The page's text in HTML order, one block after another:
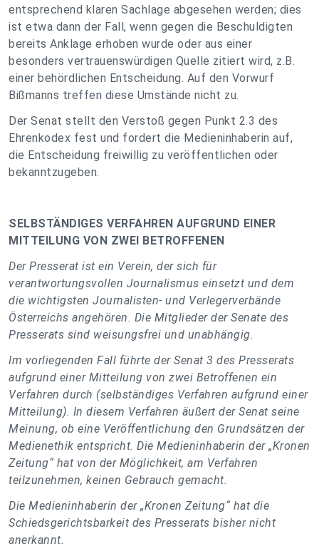
entsprechend klaren Sachlage abgesehen werden; dies
ist etwa dann der Fall, wenn gegen die Beschuldigten
bereits Anklage erhoben wurde oder aus einer
besonders vertrauenswürdigen Quelle zitiert wird, z.B.
einer behördlichen Entscheidung. Auf den Vorwurf
Bißmanns treffen diese Umstände nicht zu.
Der Senat stellt den Verstoß gegen Punkt 2.3 des
Ehrenkodex fest und fordert die Medieninhaberin auf,
die Entscheidung freiwillig zu veröffentlichen oder
bekanntzugeben.
SELBSTÄNDIGES VERFAHREN AUFGRUND EINER
MITTEILUNG VON ZWEI BETROFFENEN
Der Presserat ist ein Verein, der sich für
verantwortungsvollen Journalismus einsetzt und dem
die wichtigsten Journalisten- und Verlegerverbände
Österreichs angehören. Die Mitglieder der Senate des
Presserats sind weisungsfrei und unabhängig.
Im vorliegenden Fall führte der Senat 3 des Presserats
aufgrund einer Mitteilung von zwei Betroffenen ein
Verfahren durch (selbständiges Verfahren aufgrund einer
Mitteilung). In diesem Verfahren äußert der Senat seine
Meinung, ob eine Veröffentlichung den Grundsätzen der
Medienethik entspricht. Die Medieninhaberin der „Kronen
Zeitung“ hat von der Möglichkeit, am Verfahren
teilzunehmen, keinen Gebrauch gemacht.
Die Medieninhaberin der „Kronen Zeitung“ hat die
Schiedsgerichtsbarkeit des Presserats bisher nicht
anerkannt.